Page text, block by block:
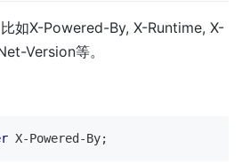
如X-Powered-By, X-Runtime, X-
Version等。